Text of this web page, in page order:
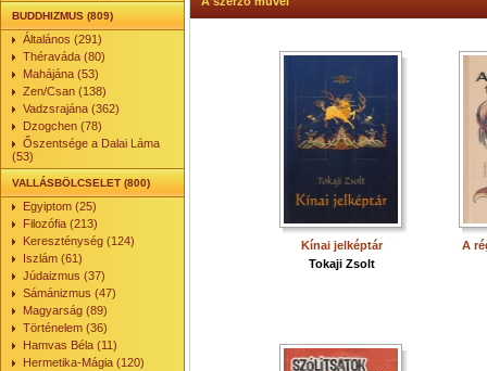
BUDDHIZMUS (809)
Általános (291)
Théraváda (80)
Mahájána (53)
Zen/Csan (138)
Vadzsrajána (362)
Dzogchen (78)
Őszentsége a Dalai Láma
(53)
VALLÁSBÖLCSELET (800)
Egyiptom (25)
Filozófia (213)
Kereszténység (124)
Iszlám (61)
Júdaizmus (37)
Sámánizmus (47)
Magyarság (89)
Történelem (36)
Hamvas Béla (11)
Hermetika-Mágia (120)
Kínai jelképtár
Tokaji Zsolt
A